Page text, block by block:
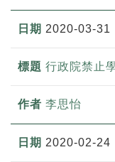
2020-03-31
行政院禁止
李思怡
2020-02-24